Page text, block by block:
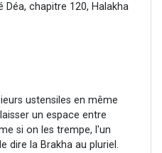
Déa, chapitre 120, Halakha
ustensiles en même
un espace entre
si on les trempe, l'un
dire la Brakha au pluriel.